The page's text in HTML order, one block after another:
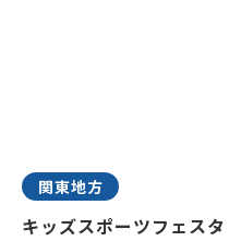
関東地方
キッズスポーツフェス